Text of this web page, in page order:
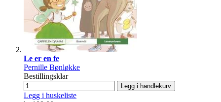
Le er en fe
Pernille Bønløkke
Bestillingsklar
Legg i handlekurv
Legg i huskeliste